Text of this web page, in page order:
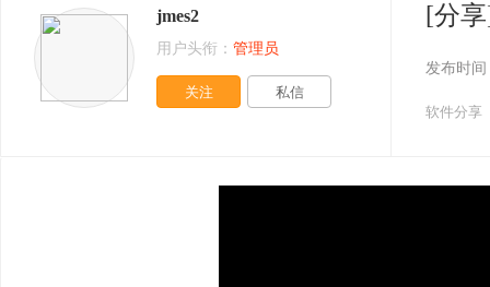
» › ›
[分
发布时间
软件分享
jmes2
用户头衔： 管理员
关注 私信